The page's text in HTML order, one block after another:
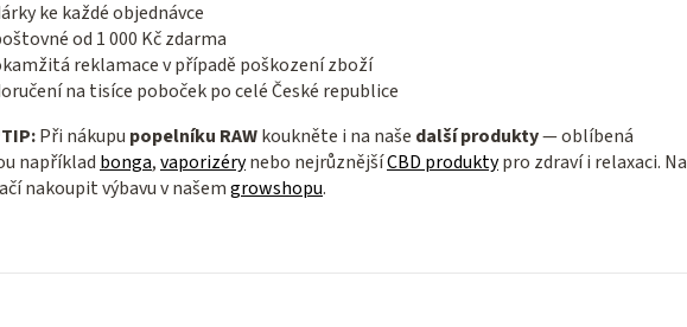
ke každé objednávce
od 1 000 Kč zdarma
reklamace v případě poškození zboží
na tisíce poboček po celé České republice
TIP:Při nákupu popelníku RAWkoukněte i na naše další produkty— oblíbená
například bonga,vaporizérynebo nejrůznějšíCBD produktypro zdraví i relaxaci.
nakoupit výbavu v našemgrowshopu.